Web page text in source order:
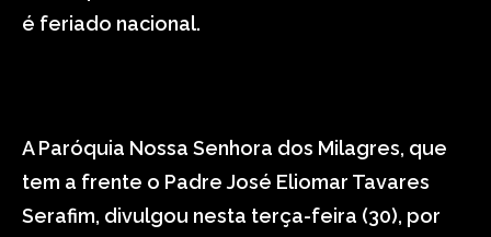
é feriado nacional.
A Paróquia Nossa Senhora dos Milagres, que
tem a frente o Padre José Eliomar Tavares
Serafim, divulgou nesta terça-feira (30), por